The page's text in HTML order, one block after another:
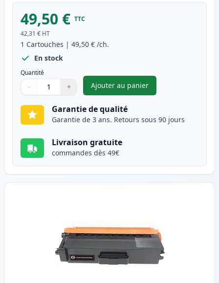
49,50 € TTC
42,31 € HT
1 Cartouches | 49,50 € /ch.
En stock
Quantité
Quantité
Utilisez les boutons pour ajuster
− +
Quantité
Ajouter au panier
,Brother TN421Y toner
Garantie de qualité
Garantie de 3 ans. Retours sous 90 jours
Livraison gratuite
commandes dès 49€